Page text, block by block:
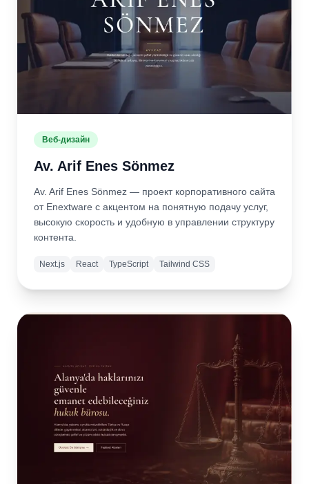
Веб-дизайн
Av. Arif Enes Sönmez
Av. Arif Enes Sönmez — проект корпоративного сайта
от Enextware с акцентом на понятную подачу услуг,
высокую скорость и удобную в управлении структуру
контента.
Next.js React TypeScript Tailwind CSS
сайт